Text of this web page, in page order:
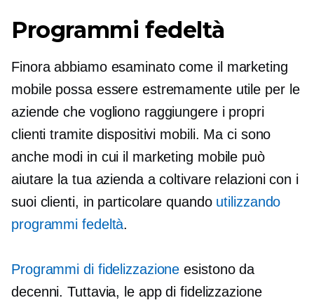
Programmi fedeltà
Finora abbiamo esaminato come il marketing
mobile possa essere estremamente utile per le
aziende che vogliono raggiungere i propri
clienti tramite dispositivi mobili. Ma ci sono
anche modi in cui il marketing mobile può
aiutare la tua azienda a coltivare relazioni con i
suoi clienti, in particolare quando utilizzando
programmi fedeltà.
Programmi di fidelizzazione esistono da
decenni. Tuttavia, le app di fidelizzazione